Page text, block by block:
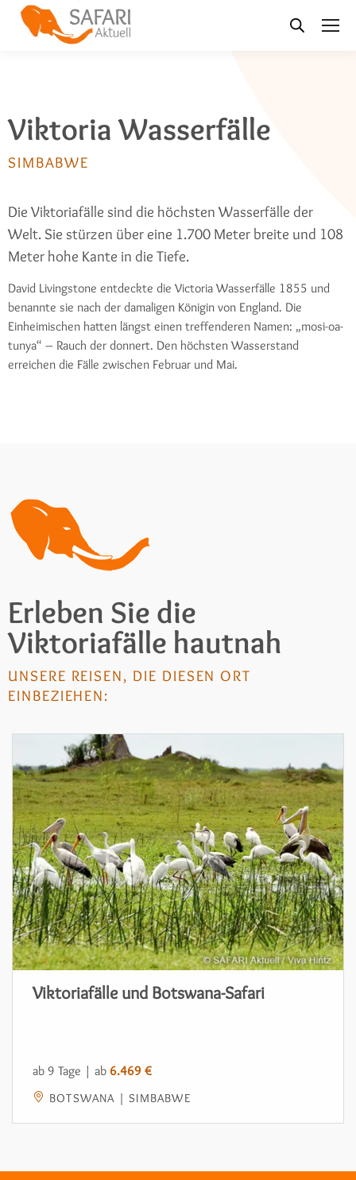
Viktoria Wasserfälle
SIMBABWE
Die Viktoriafälle sind die höchsten Wasserfälle der
Welt. Sie stürzen über eine 1.700 Meter breite und 108
Meter hohe Kante in die Tiefe.
David Livingstone entdeckte die Victoria Wasserfälle 1855 und
benannte sie nach der damaligen Königin von England. Die
Einheimischen hatten längst einen treffenderen Namen: „mosi-oa-
tunya“ – Rauch der donnert. Den höchsten Wasserstand
erreichen die Fälle zwischen Februar und Mai.
Erleben Sie die
Viktoriafälle hautnah
UNSERE REISEN, DIE DIESEN ORT
EINBEZIEHEN:
Viktoriafälle und Botswana-Safari
ab 9 Tage | ab 6.469 €
BOTSWANA | SIMBABWE